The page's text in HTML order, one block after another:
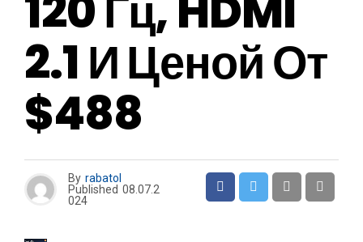
2.1 И Ценой От
$488
By rabatol
Published 08.07.2
024